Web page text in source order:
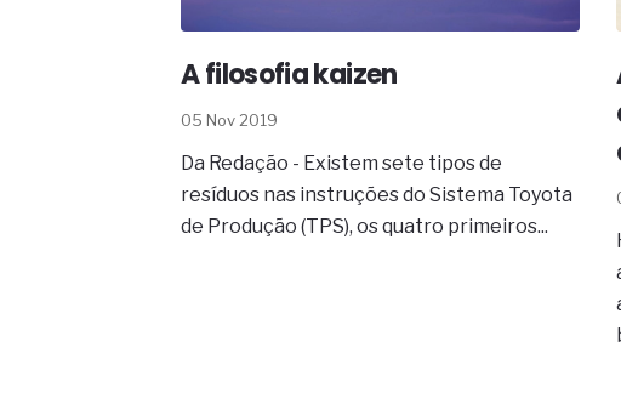
A filosofia kaizen
05 Nov 2019
Da Redação - Existem sete tipos de
resíduos nas instruções do Sistema Toyota
de Produção (TPS), os quatro primeiros...